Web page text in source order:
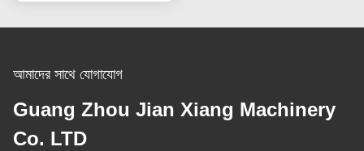
আমাদের সাথে যোগাযোগ
Guang Zhou Jian Xiang Machinery
Co. LTD